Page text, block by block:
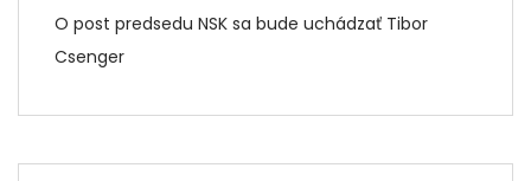
O post predsedu NSK sa bude uchádzať Tibor
Csenger